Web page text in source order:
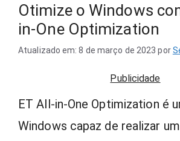
Otimize o Windows
in-One Optimization
Atualizado em: 8 de março de 2023 por
Publicidade
ET All-in-One Optimization é
Windows capaz de realizar